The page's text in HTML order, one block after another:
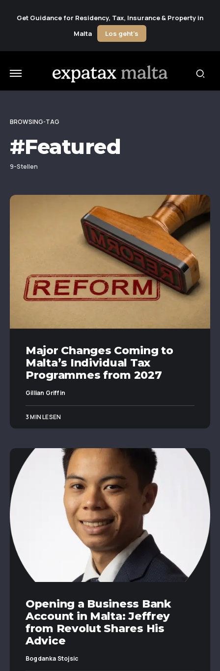
Get Guidance for Residency, Tax, Insurance & Property in
Malta
Los geht's
BROWSING-TAG
#Featured
9-Stellen
Major Changes Coming to
Malta’s Individual Tax
Programmes from 2027
Gillian Griffin
3 MIN LESEN
Opening a Business Bank
Account in Malta: Jeffrey
from Revolut Shares His
Advice
Bogdanka Stojsic